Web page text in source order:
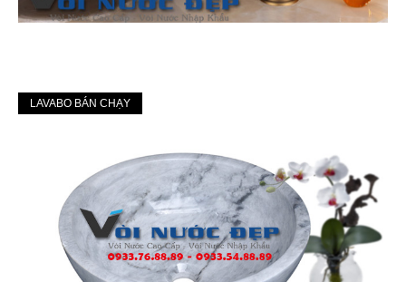
LAVABO BÁN CHẠY